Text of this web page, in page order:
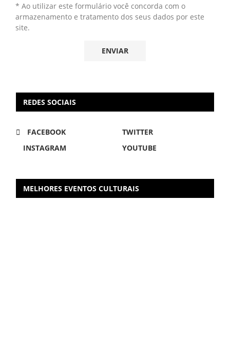
* Ao utilizar este formulário você concorda com o
armazenamento e tratamento dos seus dados por este
site.
REDES SOCIAIS
FACEBOOK
TWITTER
INSTAGRAM
YOUTUBE
MELHORES EVENTOS CULTURAIS